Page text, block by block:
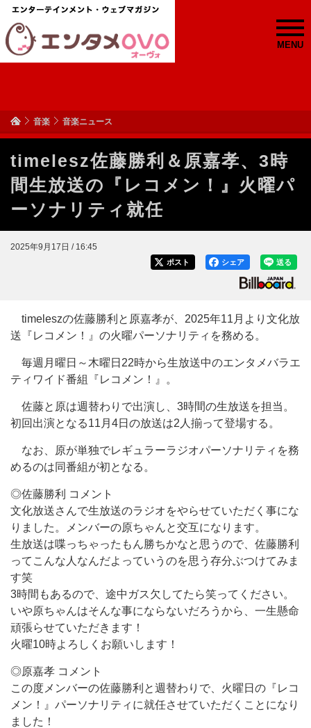
MENU
音楽 音楽ニュース
timelesz佐藤勝利＆原嘉孝、3時
間生放送の『レコメン！』火曜パ
ーソナリティ就任
2025年9月17日 / 16:45
送る
シェア
ポスト
timeleszの佐藤勝利と原嘉孝が、2025年11月より文化放
送『レコメン！』の火曜パーソナリティを務める。
毎週月曜日～木曜日22時から生放送中のエンタメバラエ
ティワイド番組『レコメン！』。
佐藤と原は週替わりで出演し、3時間の生放送を担当。
初回出演となる11月4日の放送は2人揃って登場する。
なお、原が単独でレギュラーラジオパーソナリティを務
めるのは同番組が初となる。
◎佐藤勝利 コメント
文化放送さんで生放送のラジオをやらせていただく事にな
りました。メンバーの原ちゃんと交互になります。
生放送は喋っちゃったもん勝ちかなと思うので、佐藤勝利
ってこんな人なんだよっていうのを思う存分ぶつけてみま
す笑
3時間もあるので、途中ガス欠してたら笑ってください。
いや原ちゃんはそんな事にならないだろうから、一生懸命
頑張らせていただきます！
火曜10時よろしくお願いします！
◎原嘉孝 コメント
この度メンバーの佐藤勝利と週替わりで、火曜日の『レコ
メン！』パーソナリティに就任させていただくことになり
ました！